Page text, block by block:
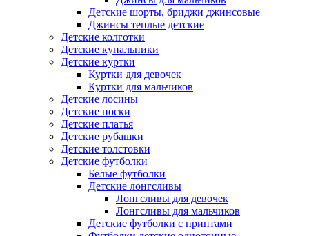
Детские шорты, бриджи джинсовые
Джинсы теплые детские
Детские колготки
Детские купальники
Детские куртки
Куртки для девочек
Куртки для мальчиков
Детские лосины
Детские носки
Детские платья
Детские рубашки
Детские толстовки
Детские футболки
Белые футболки
Детские лонгсливы
Лонгсливы для девочек
Лонгсливы для мальчиков
Детские футболки с принтами